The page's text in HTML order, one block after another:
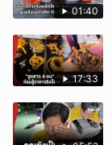
01:40
17:33